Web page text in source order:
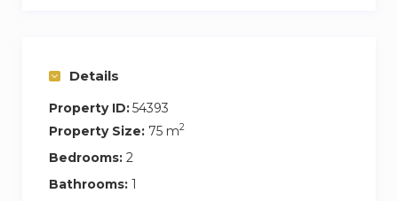
18h00
gratuit.)
Navette Aéroport.
Details
Property ID:54393
Property Size: 75 m2
Bedrooms: 2
Bathrooms: 1